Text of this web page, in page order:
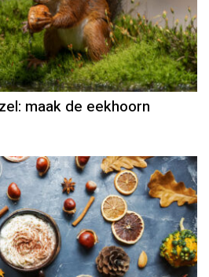
maak de eekhoorn